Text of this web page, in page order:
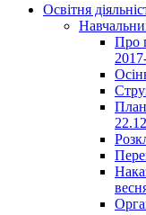
Освітня
Про